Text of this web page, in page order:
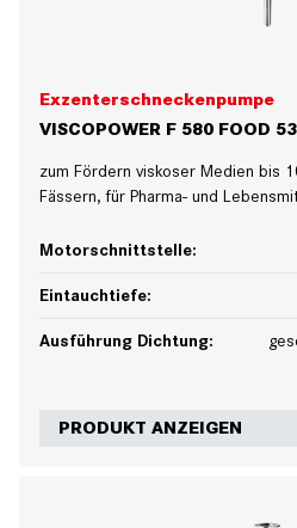
Exzenterschneckenpumpe
VISCOPOWER F 580 FOOD
zum Fördern viskoser Medien bis
Fässern, für Pharma- und
Motorschnittstelle:
Eintauchtiefe:
Ausführung Dichtung:
PRODUKT ANZEIGEN